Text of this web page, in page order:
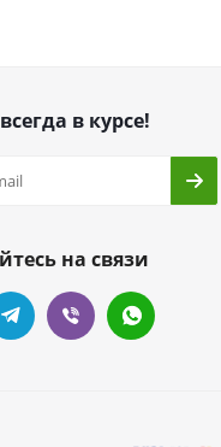
в курсе!
на связи